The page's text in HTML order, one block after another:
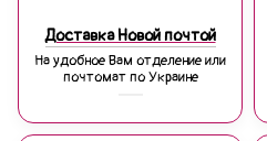
Доставка Новой почтой
На удобное Вам отделение или
почтомат по Украине